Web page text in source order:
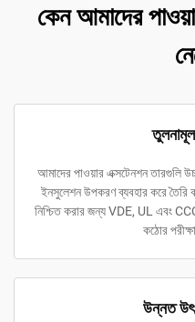
কেন আমাদের
আমাদের পাওয়ার এক্সটেনশন তারগুলি
ইনসুলেশন উপকরণ ব্যবহার করে তৈরি
নিশ্চিত করার জন্য VDE, UL এবং
কঠোর
উন্নত